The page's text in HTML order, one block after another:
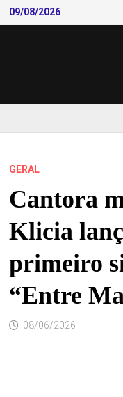
Skip
to
09/08/2026
GERAL
Cantora
Klicia
primeiro
“Entre
08/06/2026